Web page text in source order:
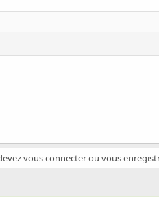
vous connecter ou vous